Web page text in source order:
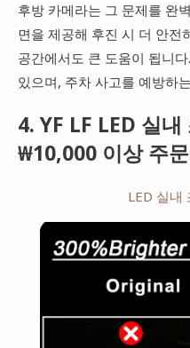
후방 카메라는 그 문제를 완
면을 제공해 후진 시 더 안전
공간에서도 큰 도움이 됩니
있으며, 주차 사고를 예방하
4. YF LF LED 실
₩10,000 이상 주
LED 실내